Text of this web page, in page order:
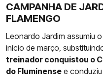
CAMPANHA DE
FLAMENGO
Leonardo Jardim assumiu
início de março,
treinador conquistou o
do Fluminense e